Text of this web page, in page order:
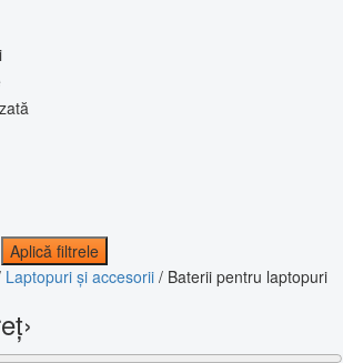
Aplică filtrele
Laptopuri și accesorii / Baterii pentru laptopuri
›